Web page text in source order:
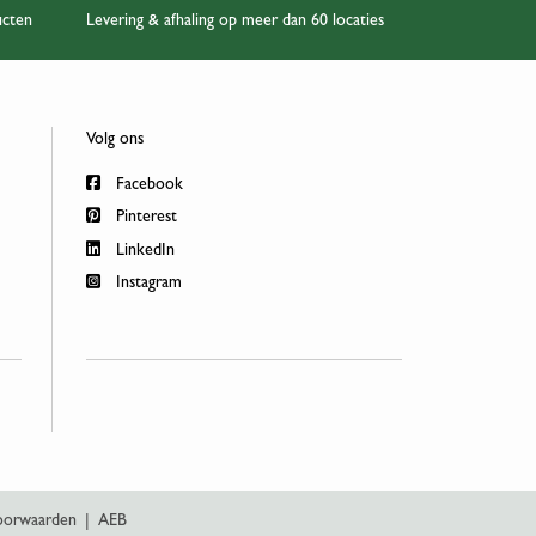
Levering & afhaling op meer dan 60 locaties
Volg ons
Facebook
Pinterest
LinkedIn
Instagram
AEB